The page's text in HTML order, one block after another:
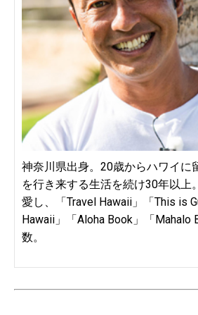
神奈川県出身。20歳からハワイに
を行き来する生活を続け30年以上
愛し、「Travel Hawaii」「This is
Hawaii」「Aloha Book」「Mahalo
数。